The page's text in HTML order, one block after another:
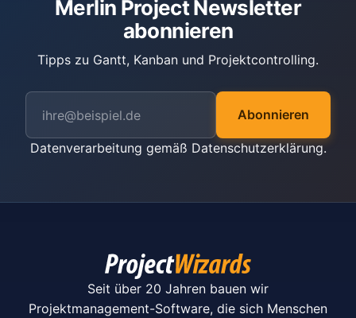
Merlin Project Newsletter
abonnieren
Tipps zu Gantt, Kanban und Projektcontrolling.
Abonnieren
Datenverarbeitung gemäß Datenschutzerklärung.
Seit über 20 Jahren bauen wir
Projektmanagement-Software, die sich Menschen